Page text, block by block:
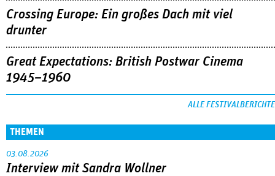
Crossing Europe: Ein großes Dach mit viel
drunter
Great Expectations: British Postwar Cinema
1945–1960
ALLE FESTIVALBERICHTE
THEMEN
03.08.2026
Interview mit Sandra Wollner